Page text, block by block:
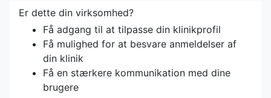
Er dette din virksomhed?
Få adgang til at tilpasse din klinikprofil
Få mulighed for at besvare anmeldelser af
din klinik
Få en stærkere kommunikation med dine
brugere